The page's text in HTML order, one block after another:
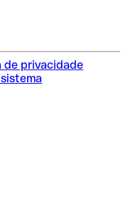
de privacidade